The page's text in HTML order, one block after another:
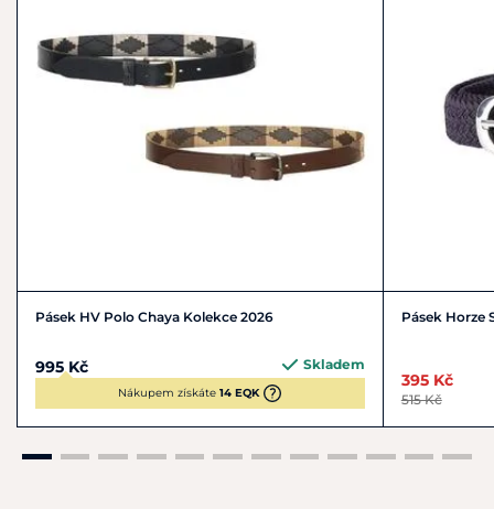
Pásek HV Polo Chaya Kolekce 2026
995 Kč Skladem
Nákupem získáte14 EQK
Pásek Horze
395 Kč
515 Kč